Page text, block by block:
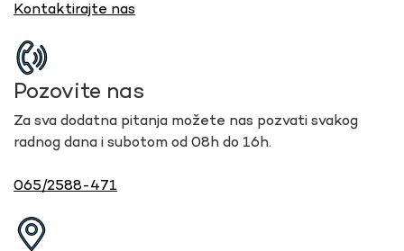
Kontaktirajte nas
Pozovite nas
Za sva dodatna pitanja možete nas pozvati svakog
radnog dana i subotom od 08h do 16h.
065/2588-471